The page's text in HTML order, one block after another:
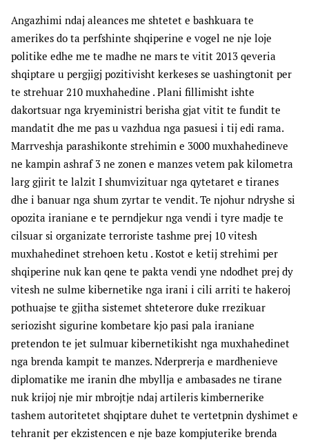
Angazhimi ndaj aleances me shtetet e bashkuara te
amerikes do ta perfshinte shqiperine e vogel ne nje loje
politike edhe me te madhe ne mars te vitit 2013 qeveria
shqiptare u pergjigj pozitivisht kerkeses se uashingtonit per
te strehuar 210 muxhahedine . Plani fillimisht ishte
dakortsuar nga kryeministri berisha gjat vitit te fundit te
mandatit dhe me pas u vazhdua nga pasuesi i tij edi rama.
Marrveshja parashikonte strehimin e 3000 muxhahedineve
ne kampin ashraf 3 ne zonen e manzes vetem pak kilometra
larg gjirit te lalzit I shumvizituar nga qytetaret e tiranes
dhe i banuar nga shum zyrtar te vendit. Te njohur ndryshe si
opozita iraniane e te perndjekur nga vendi i tyre madje te
cilsuar si organizate terroriste tashme prej 10 vitesh
muxhahedinet strehoen ketu . Kostot e ketij strehimi per
shqiperine nuk kan qene te pakta vendi yne ndodhet prej dy
vitesh ne sulme kibernetike nga irani i cili arriti te hakeroj
pothuajse te gjitha sistemet shteterore duke rrezikuar
seriozisht sigurine kombetare kjo pasi pala iraniane
pretendon te jet sulmuar kibernetikisht nga muxhahedinet
nga brenda kampit te manzes. Nderprerja e mardhenieve
diplomatike me iranin dhe mbyllja e ambasades ne tirane
nuk krijoj nje mir mbrojtje ndaj artileris kimbernerike
tashem autoritetet shqiptare duhet te vertetpnin dyshimet e
tehranit per ekzistencen e nje baze kompjuterike brenda